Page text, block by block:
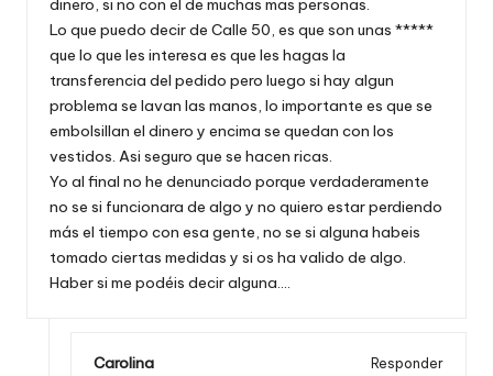
dinero, si no con el de muchas mas personas.
Lo que puedo decir de Calle 50, es que son unas *****
que lo que les interesa es que les hagas la
transferencia del pedido pero luego si hay algun
problema se lavan las manos, lo importante es que se
embolsillan el dinero y encima se quedan con los
vestidos. Asi seguro que se hacen ricas.
Yo al final no he denunciado porque verdaderamente
no se si funcionara de algo y no quiero estar perdiendo
más el tiempo con esa gente, no se si alguna habeis
tomado ciertas medidas y si os ha valido de algo.
Haber si me podéis decir alguna….
Carolina
Responder